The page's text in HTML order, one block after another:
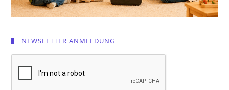
NEWSLETTER ANMELDUNG